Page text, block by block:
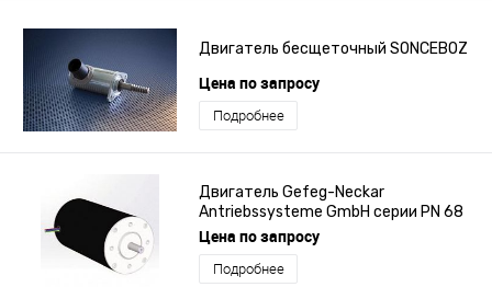
Двигатель бесщеточный SONCEBOZ
Цена по запросу
Подробнее
Двигатель Gefeg-Neckar
Antriebssysteme GmbH серии PN 68
Цена по запросу
Подробнее